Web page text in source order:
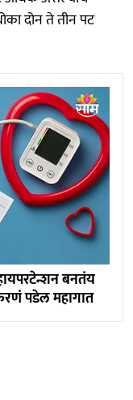
दोन ते तीन पट
बनतंय
पडेल महागात